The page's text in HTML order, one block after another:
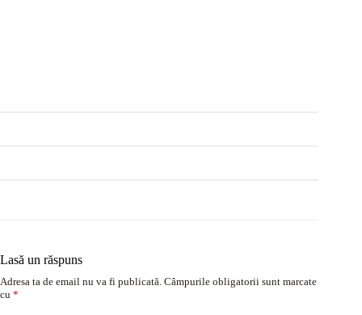
Lasă un răspuns
Adresa ta de email nu va fi publicată. Câmpurile obligatorii sunt marcate
cu *